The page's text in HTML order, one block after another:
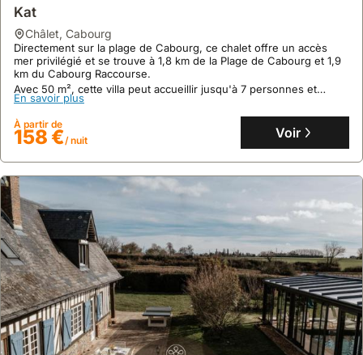
160 M² Cottage ∙ 5 Chambres ∙ 8 Personnes
cottage, Rives d'Andaine
À Haleine, cette villa de 5 chambres offre une immersion
authentique près de la station touristique de La Ferté-Macé et des
sentiers forestiers d'Andaine.
Disposant de 160 m² et d'une capacité de 8 personnes, cette
maison de vacances comprend un garage, un grand jardin clos
avec barbecue et un intérieur moderne avec Wi-Fi.
À partir de
142 € Voir
Kat
châlet, Cabourg
Directement sur la plage de Cabourg, ce chalet offre un accès
mer privilégié et se trouve à 1,8 km de la Plage de Cabourg et 1,9
km du Cabourg Raccourse.
Avec 50 m², cette villa peut accueillir jusqu'à 7 personnes et
dispose d'une piscine extérieure saisonnière, d'une terrasse,
En savoir plus
À partir de
158 €/ nuit Voir